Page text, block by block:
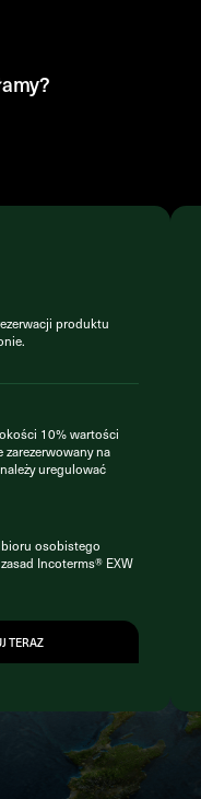
produktu
10% wartości
na
uregulować
osobistego
Incoterms® EXW
TERAZ